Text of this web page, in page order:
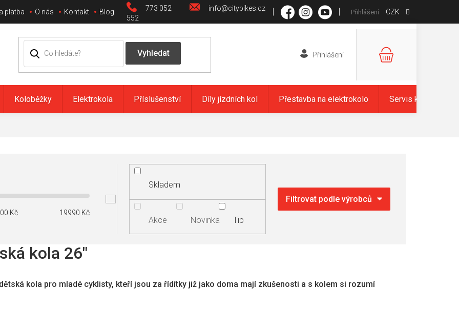
773 052
552
info@citybikes.cz
platba O nás Kontakt Blog CZK
Přihlášení
NÁKUPNÍ
Koloběžky Elektrokola Příslušenství Díly jízdních kol Přestavba na elektrokolo Servis kol
kola 26"
kola pro mladé cyklisty, kteří jsou za řídítky již jako doma mají zkušenosti a s kolem si rozumí
Kč 19990 Kč
Skladem
Akce Novinka Tip